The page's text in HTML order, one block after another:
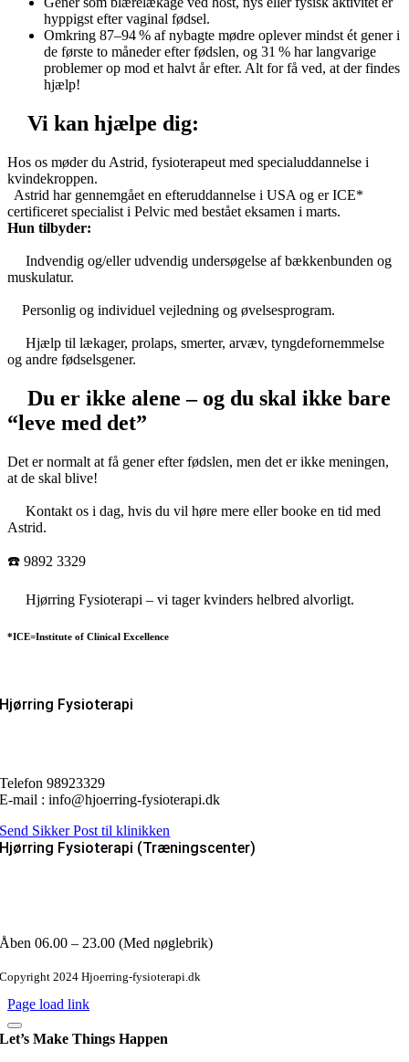
hyppigst efter vaginal fødsel.
Omkring 87–94 % af nybagte mødre oplever mindst ét gener i
de første to måneder efter fødslen, og 31 % har langvarige
problemer op mod et halvt år efter. Alt for få ved, at der findes
hjælp!
Vi kan hjælpe dig:
Hos os møder du Astrid, fysioterapeut med specialuddannelse i
kvindekroppen.
Astrid har gennemgået en efteruddannelse i USA og er ICE*
certificeret specialist i Pelvic med bestået eksamen i marts.
Hun tilbyder:
Indvendig og/eller udvendig undersøgelse af bækkenbunden og
muskulatur.
Personlig og individuel vejledning og øvelsesprogram.
Hjælp til lækager, prolaps, smerter, arvæv, tyngdefornemmelse
og andre fødselsgener.
Du er ikke alene – og du skal ikke bare
“leve med det”
Det er normalt at få gener efter fødslen, men det er ikke meningen,
at de skal blive!
Kontakt os i dag, hvis du vil høre mere eller booke en tid med
Astrid.
☎️ 9892 3329
Hjørring Fysioterapi – vi tager kvinders helbred alvorligt.
*ICE=Institute of Clinical Excellence
Hjørring Fysioterapi
Telefon 98923329
E-mail : info@hjoerring-fysioterapi.dk
Send Sikker Post til klinikken
Hjørring Fysioterapi (Træningscenter)
Åben 06.00 – 23.00 (Med nøglebrik)
Copyright 2024 Hjoerring-fysioterapi.dk
Page load link
Let’s Make Things Happen